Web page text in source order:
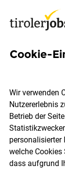
Der
Kematen
Cookie-
Wir verwenden
Nutzererlebnis
Betrieb der
personalisierter
welche Cookies
dass aufgrund